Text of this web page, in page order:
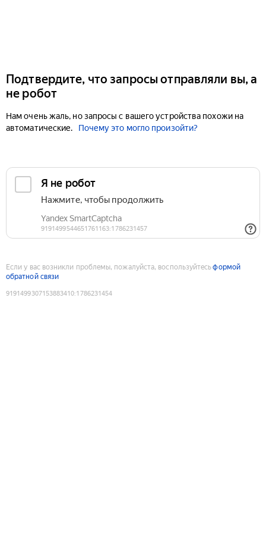
Подтвердите, что запросы отправляли вы, а
не робот
Нам очень жаль, но запросы с вашего устройства похожи на
автоматические.
Почему это могло произойти?
Если у вас возникли проблемы, пожалуйста, воспользуйтесьформой
обратной связи
9191499307153883410:1786231454